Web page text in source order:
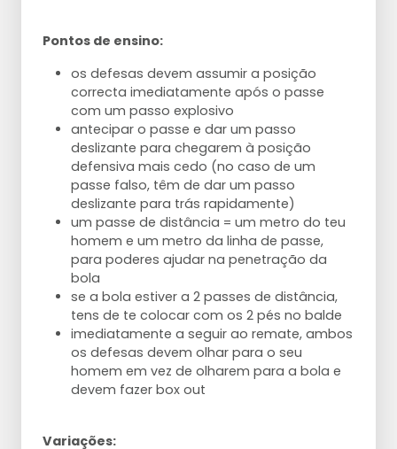
Pontos de ensino:
os defesas devem assumir a posição
correcta imediatamente após o passe
com um passo explosivo
antecipar o passe e dar um passo
deslizante para chegarem à posição
defensiva mais cedo (no caso de um
passe falso, têm de dar um passo
deslizante para trás rapidamente)
um passe de distância = um metro do teu
homem e um metro da linha de passe,
para poderes ajudar na penetração da
bola
se a bola estiver a 2 passes de distância,
tens de te colocar com os 2 pés no balde
imediatamente a seguir ao remate, ambos
os defesas devem olhar para o seu
homem em vez de olharem para a bola e
devem fazer box out
Variações: